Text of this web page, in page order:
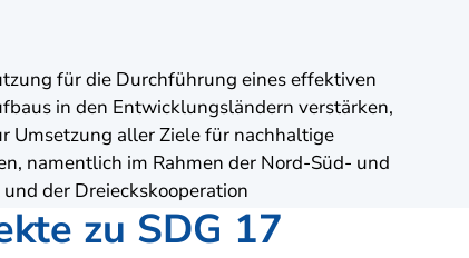
für die Durchführung eines effektiven
in den Entwicklungsländern verstärken,
Umsetzung aller Ziele für nachhaltige
namentlich im Rahmen der Nord-Süd- und
der Dreieckskooperation
zu SDG 17